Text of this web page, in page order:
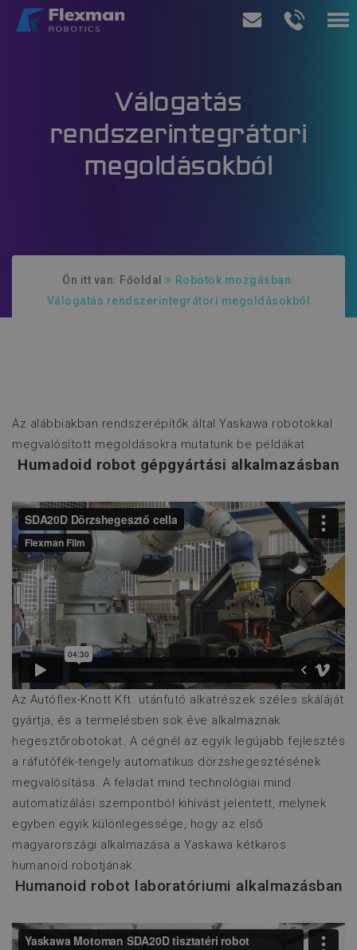
Szolgáltatásaink
Válogatás
rendszerintegrátori
megoldásokból
Ön itt van: Főoldal
Robotok mozgásban:
Válogatás rendszerintegrátori megoldásokból
Az alábbiakban rendszerépítők által Yaskawa robotokkal
megvalósított megoldásokra mutatunk be példákat.
Humadoid robot gépgyártási alkalmazásban
Az Autóflex-Knott Kft. utánfutó alkatrészek széles skáláját
gyártja, és a termelésben sok éve alkalmaznak
hegesztőrobotokat. A cégnél az egyik legújabb fejlesztés
a ráfutófék-tengely automatikus dörzshegesztésének
megvalósítása. A feladat mind technológiai mind
automatizálási szempontból kihívást jelentett, melynek
egyben egyik különlegessége, hogy az első
magyarországi alkalmazása a Yaskawa kétkaros
humanoid robotjának.
Humanoid robot laboratóriumi alkalmazásban